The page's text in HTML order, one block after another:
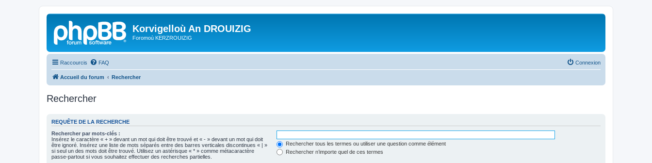
Korvigelloù An DROUIZIG
Foromoù KERZROUIZIG
Raccourcis FAQ Connexion
Accueil du forum Rechercher
Rechercher
REQUÊTE DE LA RECHERCHE
Rechercher par mots-clés :
Insérez le caractère « + » devant un mot qui doit être trouvé et « - » devant un mot qui doit
être ignoré. Insérez une liste de mots séparés entre des barres verticales discontinues « | »
si seul un des mots doit être trouvé. Utilisez un astérisque « * » comme métacaractère
passe-partout si vous souhaitez effectuer des recherches partielles.
Rechercher tous les termes ou utiliser une question comme élément
Rechercher n’importe quel de ces termes